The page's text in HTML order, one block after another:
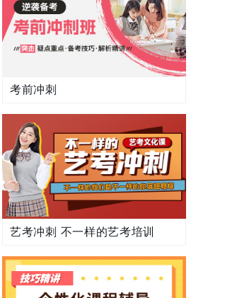
考前冲刺
艺考冲刺 不一样的艺考培训